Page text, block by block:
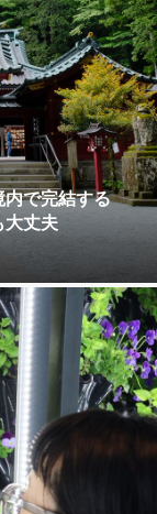
で完結する
大丈夫